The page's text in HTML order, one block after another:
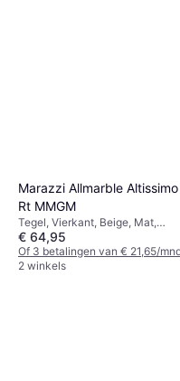
Marazzi Allmarble Altissimo
Rt MMGM
Tegel, Vierkant, Beige, Mat,
Marmer, Keramiek, Breedte:
Lengte: 60cm
€ 64,95
Of 3 betalingen van € 21,65/
2 winkels